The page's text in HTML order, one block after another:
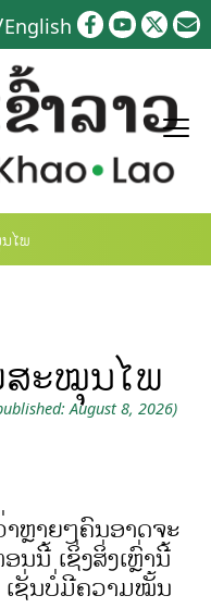
English
ໄພ
ະໝຸນໄພ
August 8, 2026)
ຫຼາຍໆຄົນອາດຈະ
ນນີ້ ເຊິ່ງສິ່ງເຫຼົ່ານີ້
ຊັ່ນບໍ່ມີຄວາມໝັ້ນ